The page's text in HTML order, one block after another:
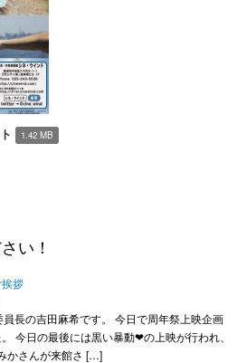
1.42 MB
い！
拶
長の吉田麻希です。 今日で周年祭上映企画
今日の最後には黒い暴動❤︎の上映が行われ、
かさんが来館さ […]